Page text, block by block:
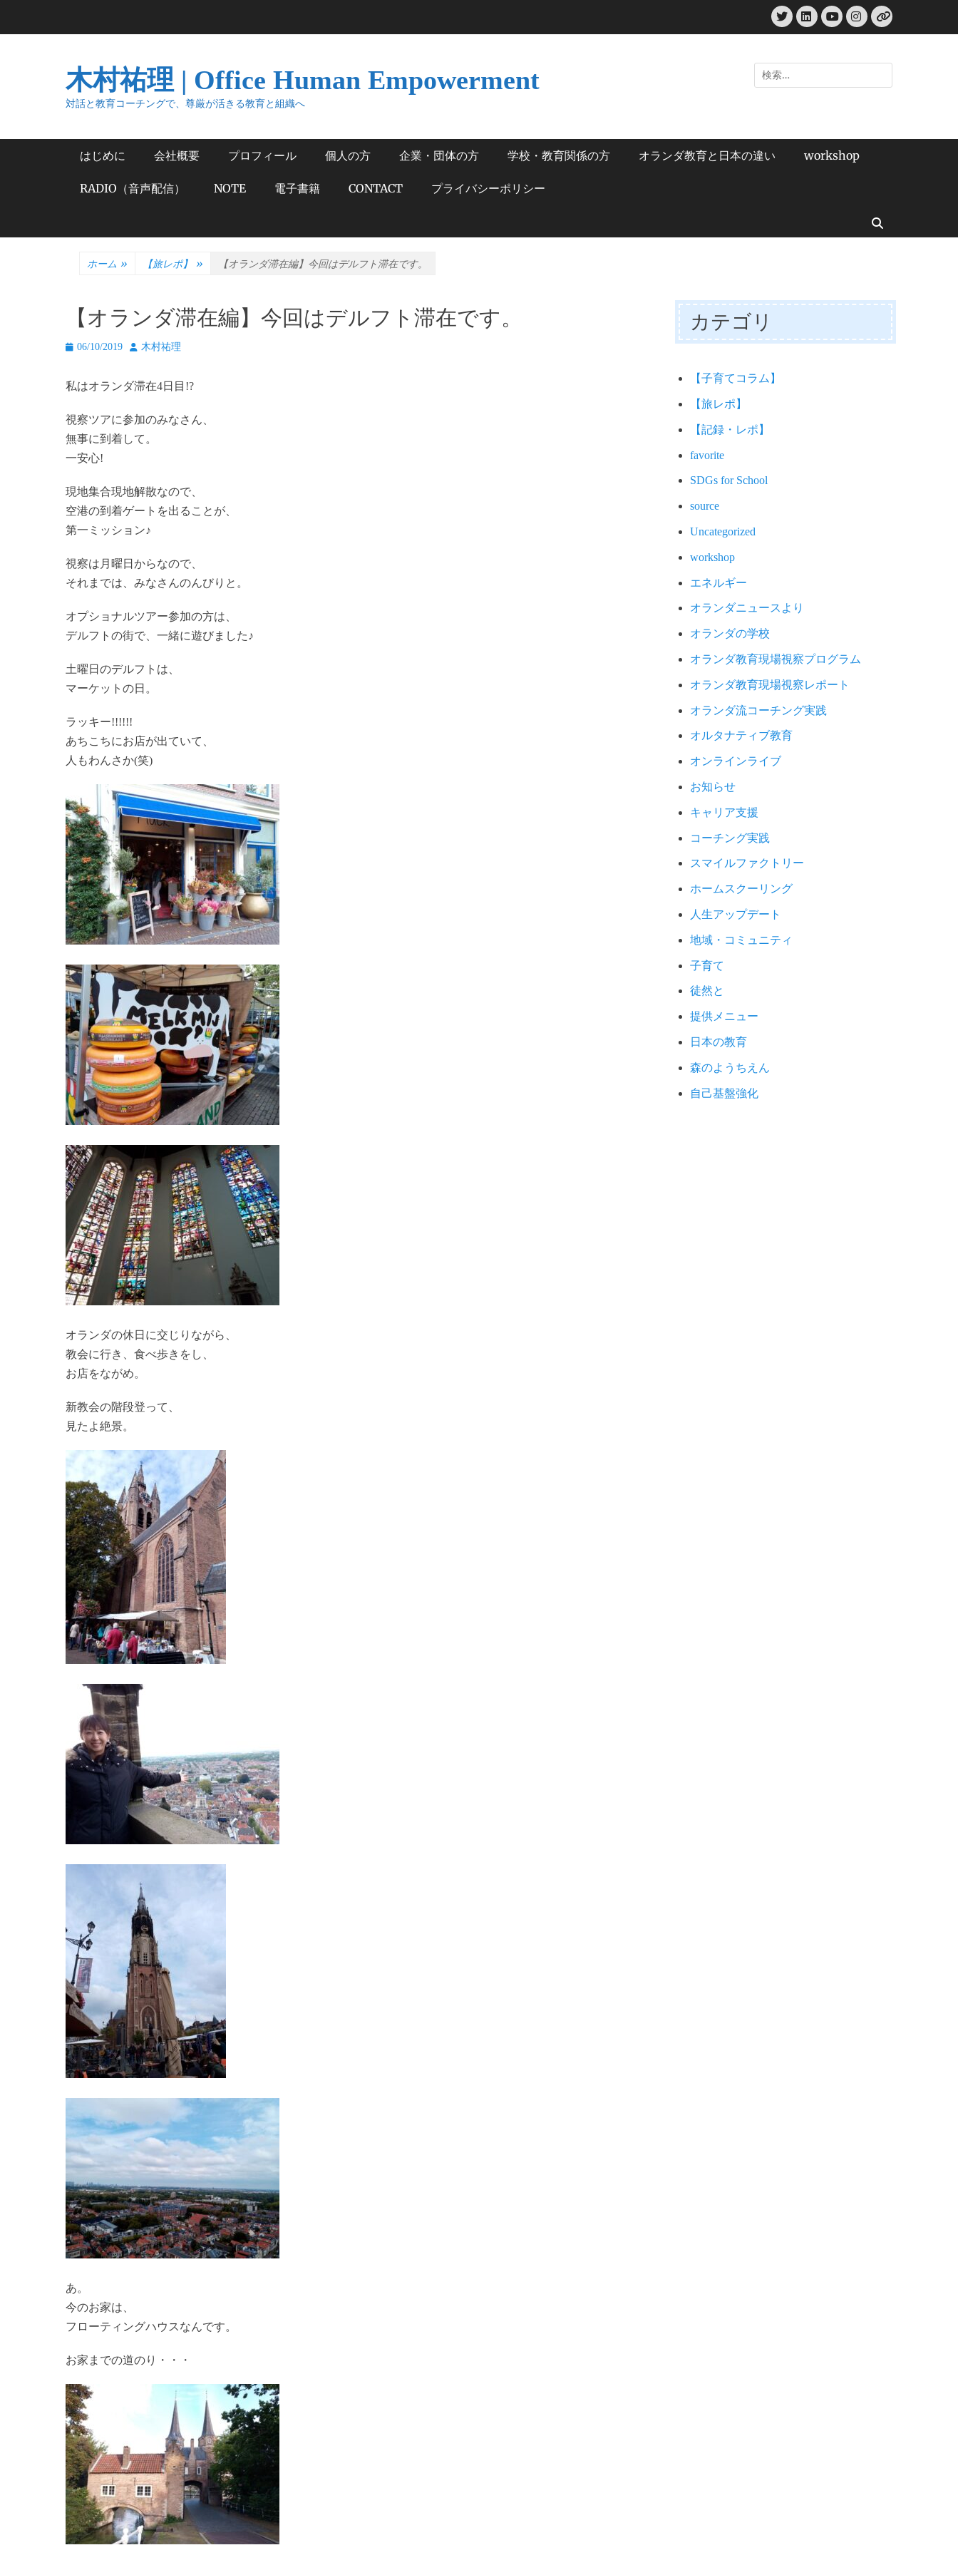
キ
TwitterLinkedIn
YouTube
Instagram
リ
ン
木村祐理 | Office Human Empowerment
対話と教育コーチングで、尊厳が活きる教育と組織へ
検
索:
メインメニュー
はじめに 会社概要 プロフィール 個人の方 企業・団体の方 学校・教育関係の方 オランダ教育と日本の違い workshop
RADIO（音声配信） NOTE 電子書籍 CONTACT プライバシーポリシー
ホーム » 【旅レポ】 » 【オランダ滞在編】今回はデルフト滞在です。
【オランダ滞在編】今回はデルフト滞在です。
投
日
06/10/2019
投
者
木村祐理
私はオランダ滞在4日目!?
視察ツアに参加のみなさん、
無事に到着して。
一安心!
現地集合現地解散なので、
空港の到着ゲートを出ることが、
第一ミッション♪
視察は月曜日からなので、
それまでは、みなさんのんびりと。
オプショナルツアー参加の方は、
デルフトの街で、一緒に遊びました♪
土曜日のデルフトは、
マーケットの日。
ラッキー!!!!!!
あちこちにお店が出ていて、
人もわんさか(笑)
オランダの休日に交じりながら、
教会に行き、食べ歩きをし、
お店をながめ。
新教会の階段登って、
見たよ絶景。
あ。
今のお家は、
フローティングハウスなんです。
お家までの道のり・・・
カテゴリ
【子育てコラム】
【旅レポ】
【記録・レポ】
favorite
SDGs for School
source
Uncategorized
workshop
エネルギー
オランダニュースより
オランダの学校
オランダ教育現場視察プログラム
オランダ教育現場視察レポート
オランダ流コーチング実践
オルタナティブ教育
オンラインライブ
お知らせ
キャリア支援
コーチング実践
スマイルファクトリー
ホームスクーリング
人生アップデート
地域・コミュニティ
子育て
徒然と
提供メニュー
日本の教育
森のようちえん
自己基盤強化